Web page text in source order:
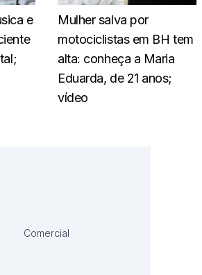
e
Mulher salva por
motociclistas em BH tem
alta: conheça a Maria
Eduarda, de 21 anos;
vídeo
Comercial